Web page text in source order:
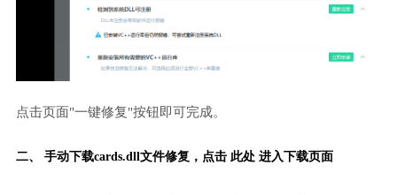
点击页面"一键修复"按钮即可完成。
二、 手动下载cards.dll文件修复， 点击 此处 进入下载页面